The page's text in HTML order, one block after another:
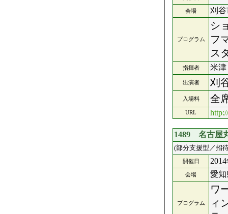
会場 刈谷
プログラム
シ
フ
ス
指揮者 米
出演者 刈
入場料 全
URL
1489 名古屋
(部分支援型／招
開催日
会場 愛
プログラム
ワ
ィ